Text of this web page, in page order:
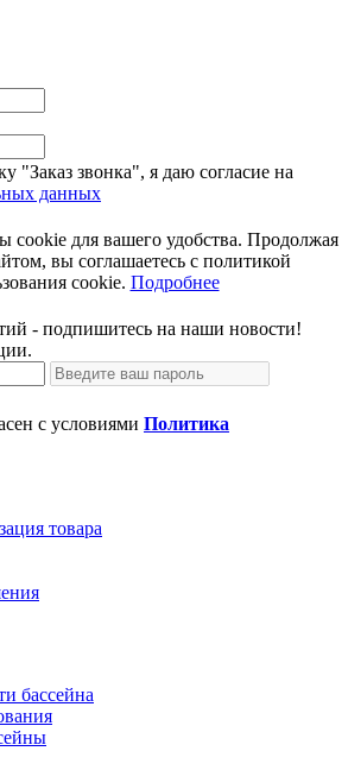
"Заказ звонка", я даю согласие на
данных
для вашего удобства. Продолжая
вы соглашаетесь с политикой
cookie.​​​​​​​ Подробнее
- подпишитесь на наши новости!
с условиями Политика
товара
бассейна